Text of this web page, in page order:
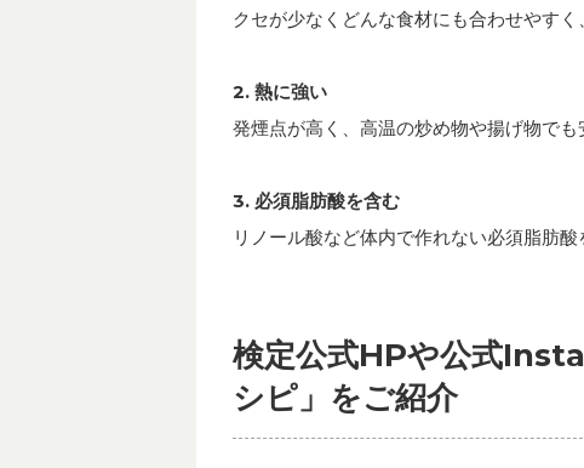
クセが少なくどんな食材にも合わせやすく
2. 熱に強い
発煙点が高く、高温の炒め物や揚げ物でも
3. 必須脂肪酸を含む
リノール酸など体内で作れない必須脂肪酸
検定公式HPや公式
シピ」をご紹介